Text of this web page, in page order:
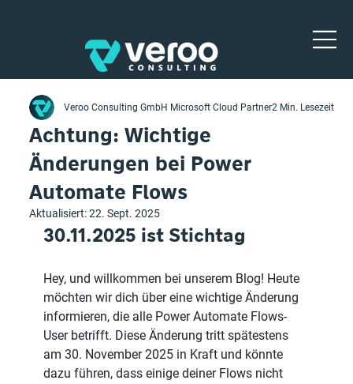
Achtung: Wichtige
Änderungen bei Power
Automate Flows
Veroo Consulting GmbH Microsoft Cloud Partner2 Min. Lesezeit
Aktualisiert:22. Sept. 2025
30.11.2025 ist Stichtag
Hey, und willkommen bei unserem Blog! Heute
möchten wir dich über eine wichtige Änderung
informieren, die alle Power Automate Flows-
User betrifft. Diese Änderung tritt spätestens
am 30. November 2025 in Kraft und könnte
dazu führen, dass einige deiner Flows nicht